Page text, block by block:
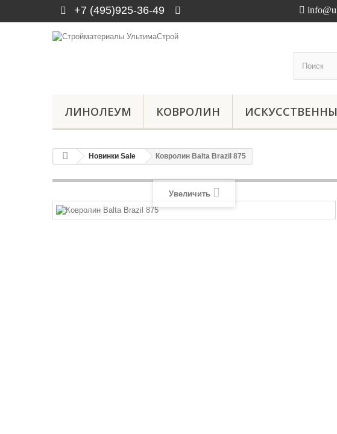
+7 (495)925-36-49
ЛИНОЛЕУМ КОВРОЛИН
Новинки Sale Ковролин Balta Brazil 875
Увеличить